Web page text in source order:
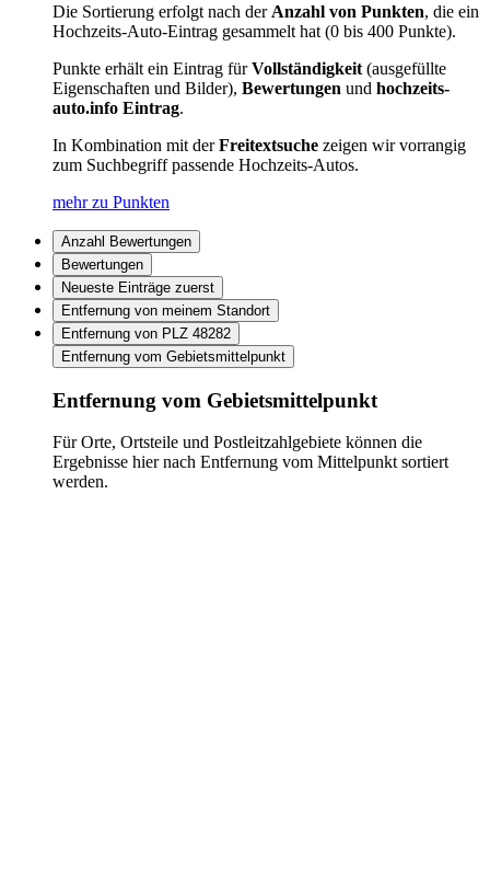
Die Sortierung erfolgt nach der Anzahl von Punkten, die ein
Hochzeits-Auto-Eintrag gesammelt hat (0 bis 400 Punkte).
Punkte erhält ein Eintrag fürVollständigkeit (ausgefüllte
Eigenschaften und Bilder), Bewertungen und hochzeits-
auto.info Eintrag.
In Kombination mit derFreitextsuche zeigen wir vorrangig
zum Suchbegriff passende Hochzeits-Autos.
mehr zu Punkten
Anzahl Bewertungen
Bewertungen
Neueste Einträge zuerst
Entfernung von meinem Standort
Entfernung von PLZ 48282
Entfernung vom Gebietsmittelpunkt
Entfernung vom Gebietsmittelpunkt
Für Orte, Ortsteile und Postleitzahlgebiete können die
Ergebnisse hier nach Entfernung vom Mittelpunkt sortiert
werden.